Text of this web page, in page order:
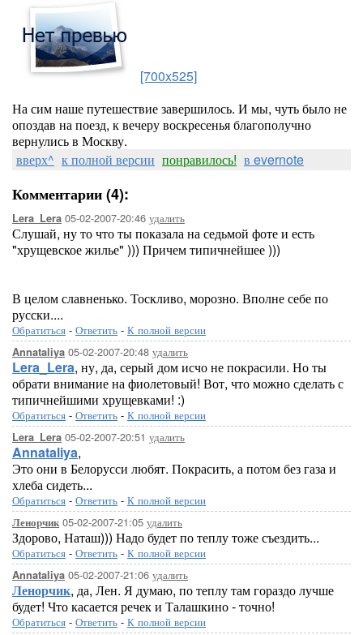
[700x525]
На сим наше путешествие завершилось. И мы, чуть было не
опоздав на поезд, к вечеру воскресенья благополучно
вернулись в Москву.
вверх^ к полной версии понравилось! в evernote
Комментарии (4):
Lera_Lera 05-02-2007-20:46 удалить
Слушай, ну то что ты показала на седьмой фоте и есть
"хрущевское жилье" ))) Причем типичнейшее )))
В целом славненько. Тоскливо, морозно. Вполне себе по
русски....
Обратиться - Ответить - К полной версии
Annataliya 05-02-2007-20:48 удалить
Lera_Lera, ну, да, серый дом исчо не покрасили. Но ты
обрати внимание на фиолетовый! Вот, что можно сделать с
типичнейшими хрущевками! :)
Обратиться - Ответить - К полной версии
Lera_Lera 05-02-2007-20:51 удалить
Annataliya,
Это они в Белорусси любят. Покрасить, а потом без газа и
хлеба сидеть...
Обратиться - Ответить - К полной версии
Ленорчик05-02-2007-21:05 удалить
Здорово, Наташ))) Надо будет по теплу тоже съездить...
Обратиться - Ответить - К полной версии
Annataliya 05-02-2007-21:06 удалить
Ленорчик, да, Лен. Я думаю, по теплу там гораздо лучше
будет! Что касается речек и Талашкино - точно!
Обратиться - Ответить - К полной версии